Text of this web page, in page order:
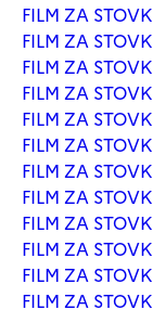
FILM ZA
FILM ZA
FILM ZA
FILM ZA
FILM ZA
FILM ZA
FILM ZA
FILM ZA
FILM ZA
FILM ZA
FILM ZA
FILM ZA